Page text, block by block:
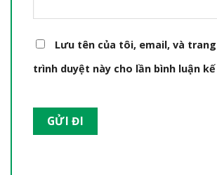
Lưu tên của tôi, email, và
trình duyệt này cho lần bình luận